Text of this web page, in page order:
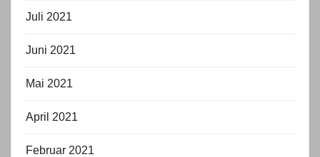
Juli 2021
Juni 2021
Mai 2021
April 2021
Februar 2021